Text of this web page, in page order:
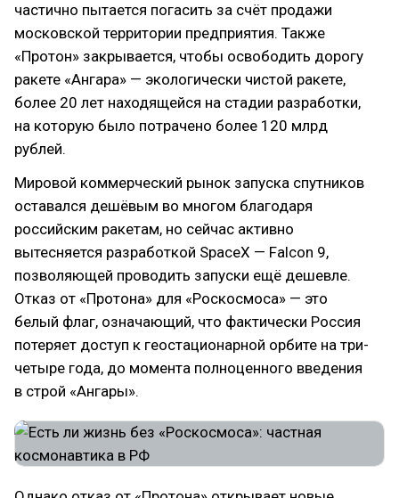
частично пытается погасить за счёт продажи
московской территории предприятия. Также
«Протон» закрывается, чтобы освободить дорогу
ракете «Ангара» — экологически чистой ракете,
более 20 лет находящейся на стадии разработки,
на которую было потрачено более 120 млрд
рублей.
Мировой коммерческий рынок запуска спутников
оставался дешёвым во многом благодаря
российским ракетам, но сейчас активно
вытесняется разработкой SpaceX — Falcon 9,
позволяющей проводить запуски ещё дешевле.
Отказ от «Протона» для «Роскосмоса» — это
белый флаг, означающий, что фактически Россия
потеряет доступ к геостационарной орбите на три-
четыре года, до момента полноценного введения
в строй «Ангары».